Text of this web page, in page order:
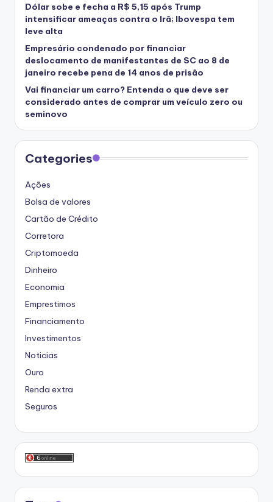
Dólar sobe e fecha a R$ 5,15 após Trump
intensificar ameaças contra o Irã; Ibovespa tem
leve alta
Empresário condenado por financiar
deslocamento de manifestantes de SC ao 8 de
janeiro recebe pena de 14 anos de prisão
Vai financiar um carro? Entenda o que deve ser
considerado antes de comprar um veículo zero ou
seminovo
Categories
Ações
Bolsa de valores
Cartão de Crédito
Corretora
Criptomoeda
Dinheiro
Economia
Emprestimos
Financiamento
Investimentos
Noticias
Ouro
Renda extra
Seguros